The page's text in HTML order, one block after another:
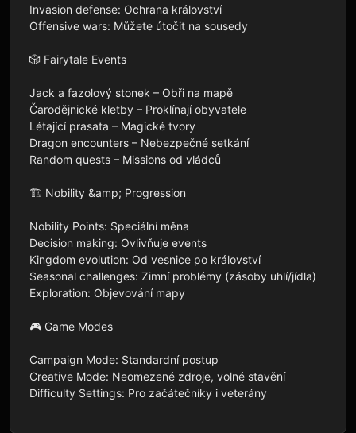
Invasion defense: Ochrana království
Offensive wars: Můžete útočit na sousedy
🎲 Fairytale Events
Jack a fazolový stonek – Obři na mapě
Čarodějnické kletby – Proklínají obyvatele
Létající prasata – Magické tvory
Dragon encounters – Nebezpečné setkání
Random quests – Missions od vládců
🏗️ Nobility &amp; Progression
Nobility Points: Speciální měna
Decision making: Ovlivňuje events
Kingdom evolution: Od vesnice po království
Seasonal challenges: Zimní problémy (zásoby uhlí/jídla)
Exploration: Objevování mapy
🎮 Game Modes
Campaign Mode: Standardní postup
Creative Mode: Neomezené zdroje, volné stavění
Difficulty Settings: Pro začátečníky i veterány